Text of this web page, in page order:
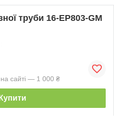
труби 16-EP803-GM
сайті — 1 000 ₴
Купити